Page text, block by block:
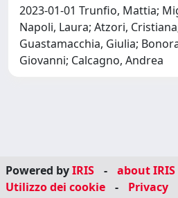
2023-01-01 Trunfio, Mattia;
Napoli, Laura; Atzori,
Guastamacchia, Giulia;
Giovanni; Calcagno, Andrea
Powered byIRIS - about IRIS
Utilizzo dei cookie
- Privacy